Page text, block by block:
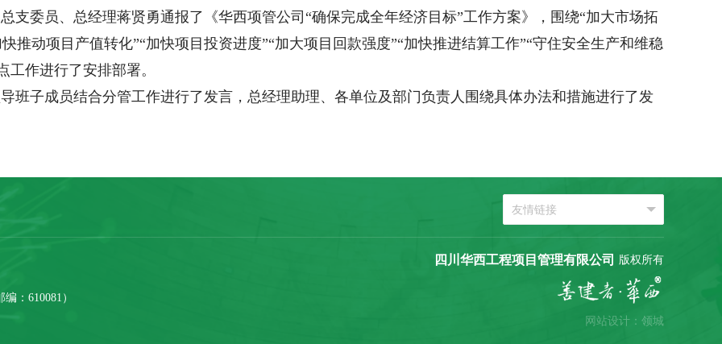
支委员、总经理蒋贤勇通报了《华西项管公司“确保完成全年经济目标”工作方案》，围绕“加大市场拓
推动项目产值转化”“加快项目投资进度”“加大项目回款强度”“加快推进结算工作”“守住安全生产和维稳
工作进行了安排部署。
班子成员结合分管工作进行了发言，总经理助理、各单位及部门负责人围绕具体办法和措施进行了发
：610081）
四川华西工程项目管理有限公司 版权所有
网站设计：领城